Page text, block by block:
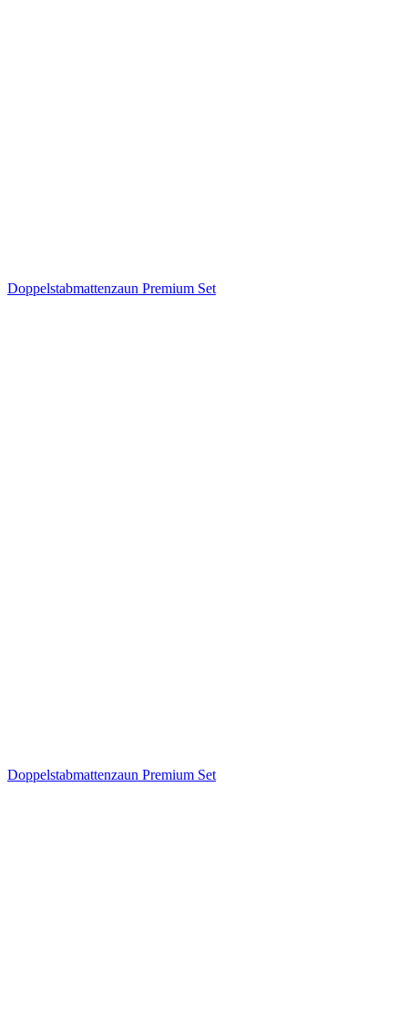
Doppelstabmattenzaun Premium Set
Doppelstabmattenzaun Premium Set